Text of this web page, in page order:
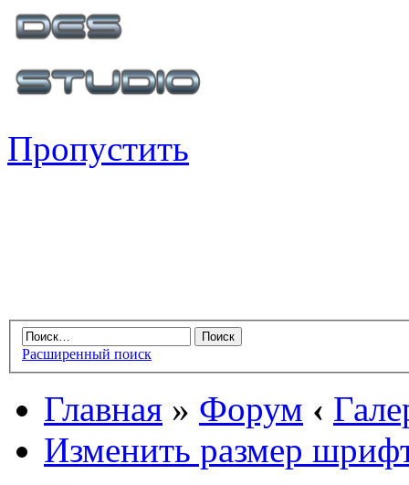
Пропустить
Расширенный поиск
Главная » Форум ‹
Изменить размер